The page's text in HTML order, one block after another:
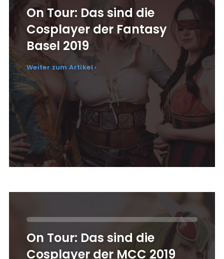
On Tour: Das sind die
Cosplayer der Fantasy
Basel 2019
Weiter zum Artikel ›
On Tour: Das sind die
Cosplayer der MCC 2019